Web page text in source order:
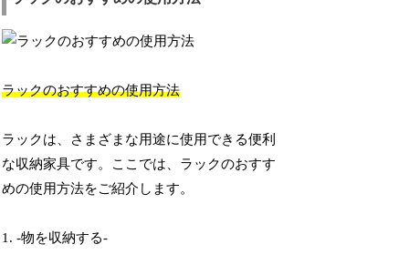
ラックのおすすめの使用方法
ラックは、さまざまな用途に使用できる便利
な収納家具です。ここでは、ラックのおすす
めの使用方法をご紹介します。
1. -物を収納する-